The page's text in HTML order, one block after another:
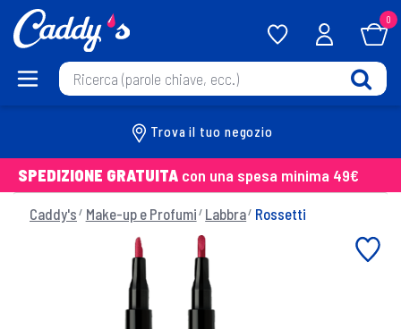
0
Trova il tuo negozio
SPEDIZIONE GRATUITA con una spesa minima 49€
Caddy's Make-up e Profumi Labbra Rossetti